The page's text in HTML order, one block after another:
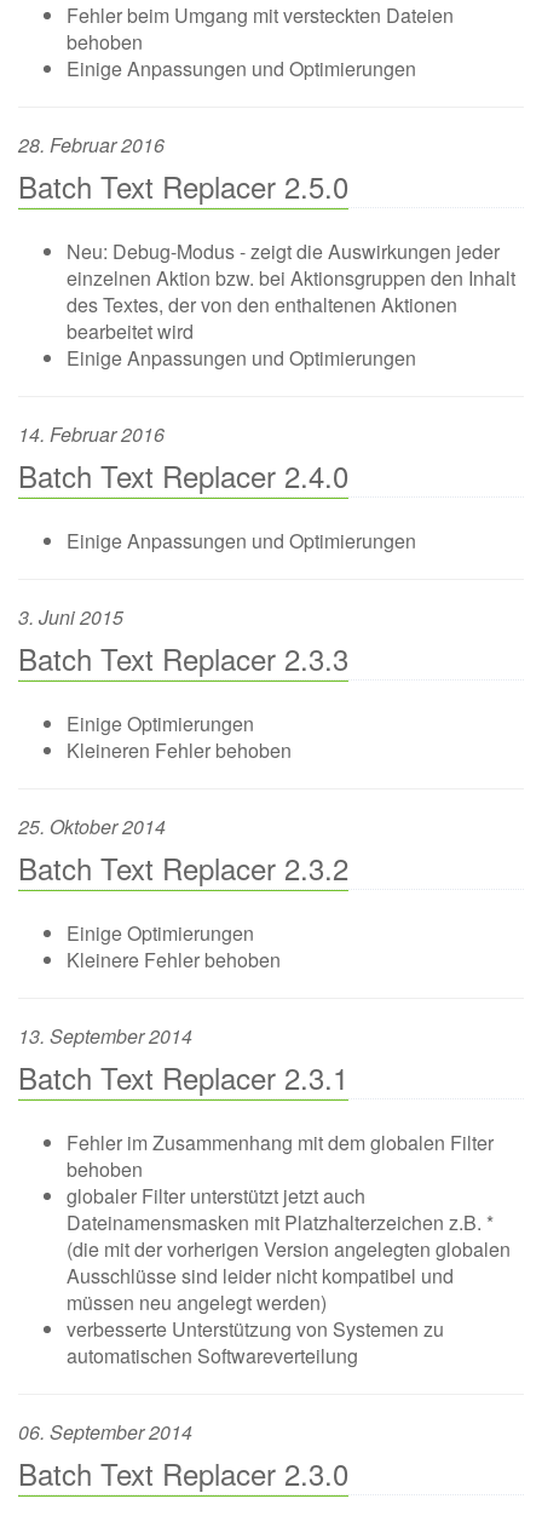
Fehler beim Umgang mit versteckten Dateien
behoben
Einige Anpassungen und Optimierungen
28. Februar 2016
Batch Text Replacer 2.5.0
Neu: Debug-Modus - zeigt die Auswirkungen jeder
einzelnen Aktion bzw. bei Aktionsgruppen den Inhalt
des Textes, der von den enthaltenen Aktionen
bearbeitet wird
Einige Anpassungen und Optimierungen
14. Februar 2016
Batch Text Replacer 2.4.0
Einige Anpassungen und Optimierungen
3. Juni 2015
Batch Text Replacer 2.3.3
Einige Optimierungen
Kleineren Fehler behoben
25. Oktober 2014
Batch Text Replacer 2.3.2
Einige Optimierungen
Kleinere Fehler behoben
13. September 2014
Batch Text Replacer 2.3.1
Fehler im Zusammenhang mit dem globalen Filter
behoben
globaler Filter unterstützt jetzt auch
Dateinamensmasken mit Platzhalterzeichen z.B. *
(die mit der vorherigen Version angelegten globalen
Ausschlüsse sind leider nicht kompatibel und
müssen neu angelegt werden)
verbesserte Unterstützung von Systemen zu
automatischen Softwareverteilung
06. September 2014
Batch Text Replacer 2.3.0